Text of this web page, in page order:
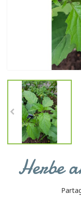
Herbe